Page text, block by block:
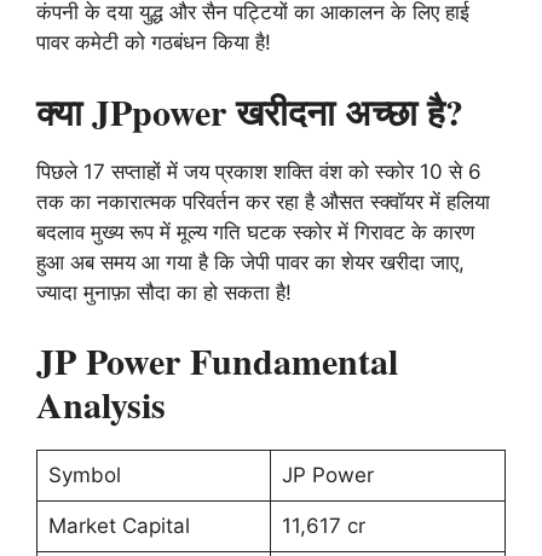
कंपनी के दया युद्ध और सैन पट्टियों का आकालन के लिए हाई
पावर कमेटी को गठबंधन किया है!
क्या JPpower खरीदना अच्छा है?
पिछले 17 सप्ताहों में जय प्रकाश शक्ति वंश को स्कोर 10 से 6
तक का नकारात्मक परिवर्तन कर रहा है औसत स्क्वॉयर में हलिया
बदलाव मुख्य रूप में मूल्य गति घटक स्कोर में गिरावट के कारण
हुआ अब समय आ गया है कि जेपी पावर का शेयर खरीदा जाए,
ज्यादा मुनाफ़ा सौदा का हो सकता है!
JP Power Fundamental
Analysis
Symbol JP Power
Market Capital 11,617 cr